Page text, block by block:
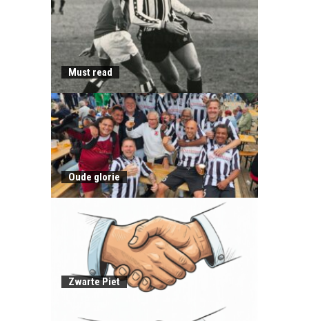
Must read
Oude glorie
Zwarte Piet